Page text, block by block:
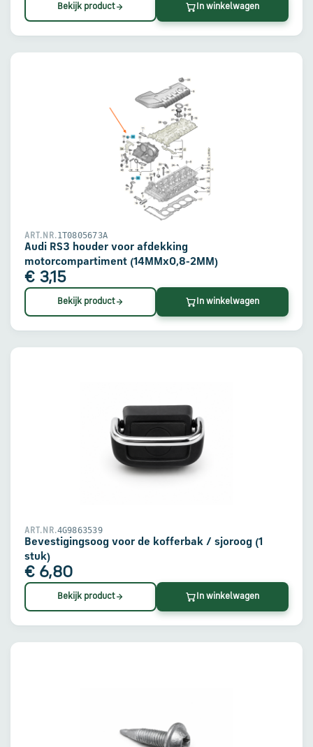
Bekijk product In winkelwagen
ART.NR.1T0805673A
Audi RS3 houder voor afdekking
motorcompartiment (14MMx0,8-2MM)
€ 3,15
Bekijk product In winkelwagen
ART.NR.4G9863539
Bevestigingsoog voor de kofferbak / sjoroog (1
stuk)
€ 6,80
Bekijk product In winkelwagen